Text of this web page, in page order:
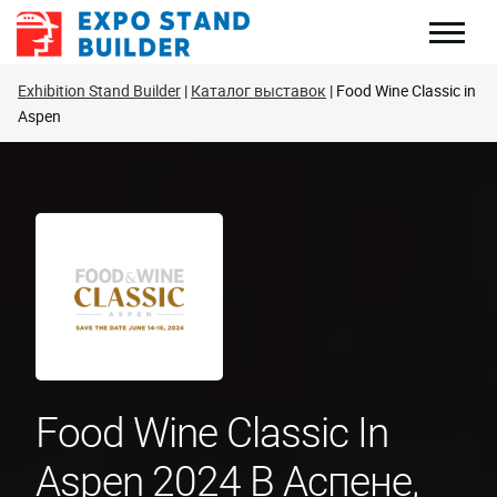
Перейти
Exhibition Stand Builder Каталог выставок Food Wine Classic in
Aspen
Food Wine Classic In
Aspen 2024 В Аспене,